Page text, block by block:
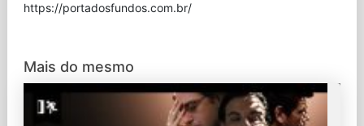
⁠https://portadosfundos.com.br/
Mais do mesmo